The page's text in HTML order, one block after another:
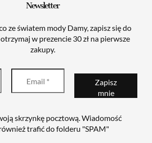
Newsletter
ze światem mody Damy, zapisz się do
w prezencie 30 zł na pierwsze
zakupy.
skrzynkę pocztową. Wiadomość
trafić do folderu "SPAM"